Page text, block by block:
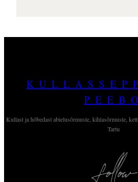
PEEBO
Kullast ja hõbedast abielusõrmuste, kihlasõrmuste,
Tartu